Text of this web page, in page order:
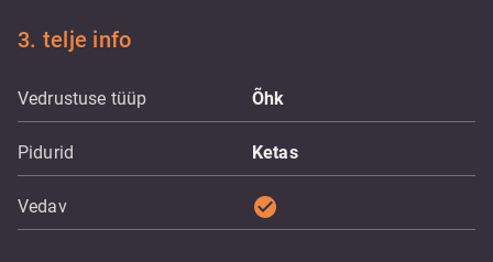
3. telje info
Vedrustuse tüüp Õhk
Pidurid Ketas
Vedav check_circle